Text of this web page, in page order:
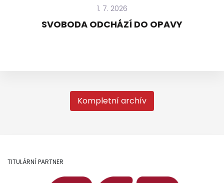
1. 7. 2026
SVOBODA ODCHÁZÍ DO OPAVY
Kompletní archív
TITULÁRNÍ PARTNER